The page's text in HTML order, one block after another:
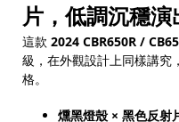
片，低調沉穩演
這款 2024 CBR650R /
級，在外觀設計上同樣講究
格。
燻黑燈殼 × 黑色反射